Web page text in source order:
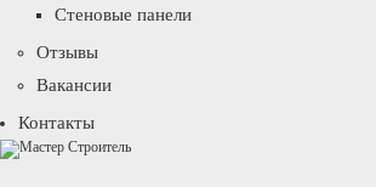
Стеновые панели
Отзывы
Вакансии
Контакты